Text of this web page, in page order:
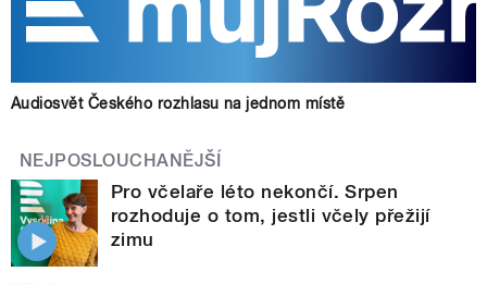
Audiosvět Českého rozhlasu na jednom místě
NEJPOSLOUCHANĚJŠÍ
Pro včelaře léto nekončí. Srpen
rozhoduje o tom, jestli včely přežijí
zimu